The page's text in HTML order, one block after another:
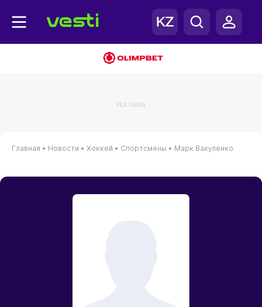
РЕКЛАМА
Главная • Новости • Хоккей • Спортсмены • Марк Вакуленко